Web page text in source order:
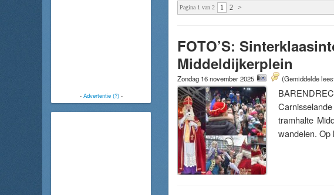
- Advertentie (?)-
Pagina 1 van 2 1 2 >
FOTO’S:
Middeldijkerplein
Zondag 16 november 2025 (Gemiddelde
tramhalte
wandelen.